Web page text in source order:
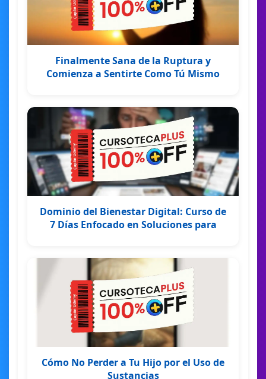
Finalmente Sana de la Ruptura y
Comienza a Sentirte Como Tú Mismo
Dominio del Bienestar Digital: Curso de
7 Días Enfocado en Soluciones para
Cómo No Perder a Tu Hijo por el Uso de
Sustancias